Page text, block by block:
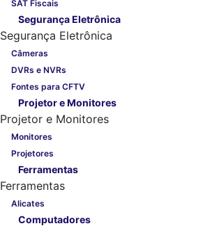
SAT Fiscais
Segurança Eletrônica
Segurança Eletrônica
Câmeras
DVRs e NVRs
Fontes para CFTV
Projetor e Monitores
Projetor e Monitores
Monitores
Projetores
Ferramentas
Ferramentas
Alicates
Computadores